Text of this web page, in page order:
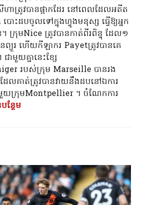
ាត្រូវបានផ្អាកដែរ នៅពេលដែលអតីត
ោះដបចូលទៅក្នុងហ្វូងមនុស្ស ធ្វើឱ្យអ្នក
រុមNice ត្រូវ​បាន​កាត់​ពីរ​ពិន្ទុ ដែល១​
ព្យួរ ហើយកីឡាករ Payetត្រូវ​បាន​គេ​
មួយគ្នានេះខ្សែ
របស់ក្រុម Marseille បានរង
លគាត់ត្រូវបានវាយនឹងដបនៅឯការ
យក្រុមMontpellier ។ ចំណែកការ
ន្ថែម